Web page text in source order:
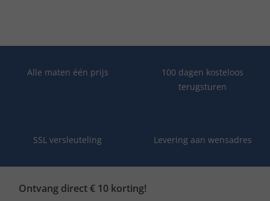
Alle maten één prijs
100 dagen kosteloos
terugsturen
SSL versleuteling Levering aan wensadres
Ontvang direct € 10 korting!